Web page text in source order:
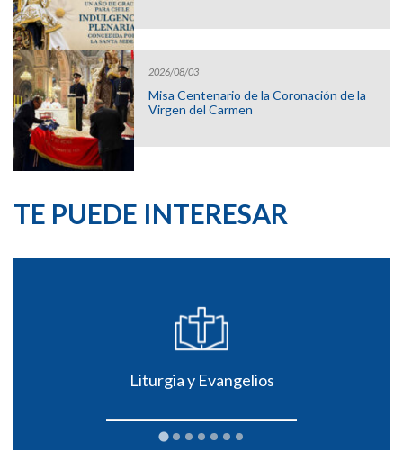
2026/08/03
Misa Centenario de la Coronación de la
Virgen del Carmen
TE PUEDE INTERESAR
Liturgia y Evangelios